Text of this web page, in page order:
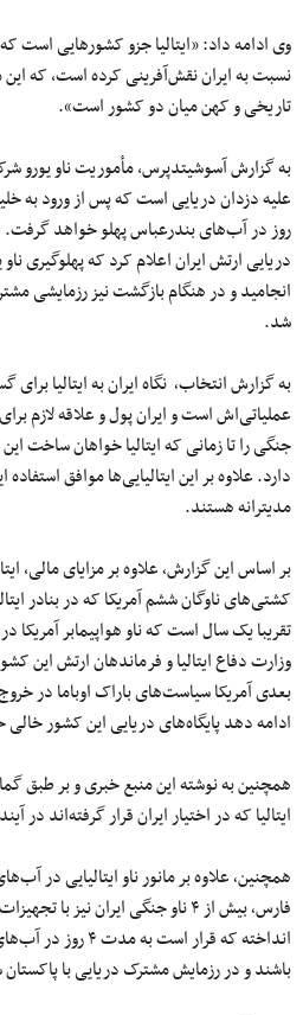
وی ادامه داد: «ایتالیا جزو کشورهایی
نسبت به ایران نقش‌آفرینی کرده است، که
تاریخی و کهن میان دو کشور است».
به گزارش آسوشیتدپرس، مأموریت ناو یورو
روز در آب‌های بندرعباس پهلو خواهد گرفت.
انجامید و در هنگام بازگشت نیز رزمایشی
شد.
به گزارش انتخاب٬ نگاه ایران به
عملیاتی‌اش است و ایران پول و علاقه لازم
جنگی را تا زمانی که ایتالیا خواهان ساخت
دارد. علاوه بر این ایتالیایی‌ها موافق استفاده
مدیترانه‌ هستند.
بر اساس این گزارش٬ علاوه بر
کشتی‌های ناوگان ششم آمریکا که در بنادر
تقریبا یک سال است که ناو هواپیمابر آمریکا در
وزارت دفاع ایتالیا و فرماندهان ارتش این
بعدی آمریکا سیاست‌های باراک اوباما در خروج
ادامه دهد پایگاه‌های دریایی این کشور
ایتالیا که در اختیار ایران قرار گرفته‌‌اند در
فارس٬ بیش از ۴ ناو جنگی ایران نیز
انداخته‌ که قرار
باشند و در رزمایش مشترک دریایی با